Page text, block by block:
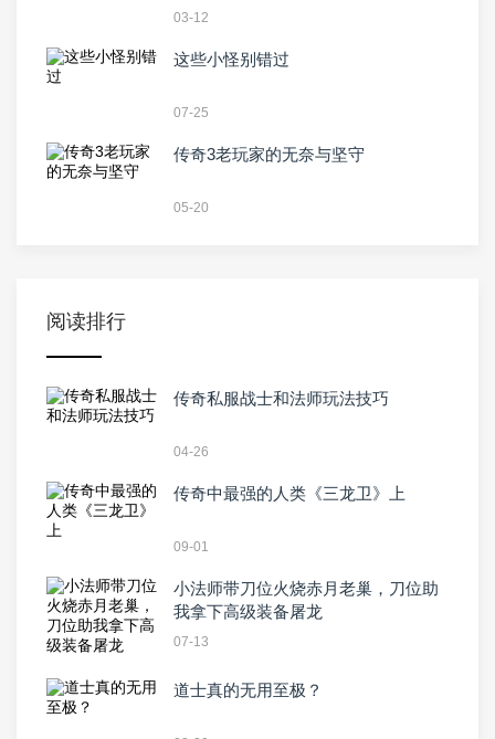
03-12
这些小怪别错过
07-25
传奇3老玩家的无奈与坚守
05-20
阅读排行
传奇私服战士和法师玩法技巧
04-26
传奇中最强的人类《三龙卫》上
09-01
小法师带刀位火烧赤月老巢，刀位助
我拿下高级装备屠龙
07-13
道士真的无用至极？